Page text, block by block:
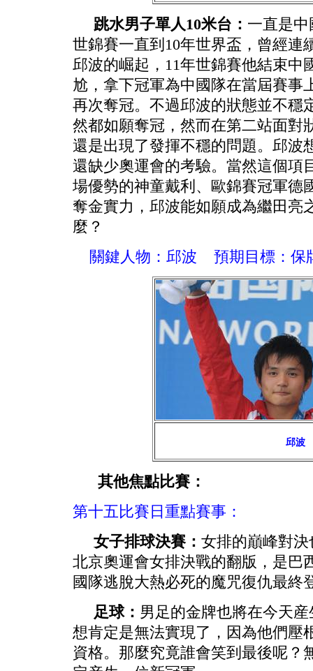
跳水男子單人10米台： 一直是
世錦賽一直到10年世界盃，曾經連
邱波的崛起，11年世錦賽他結束中
尬，拿下冠軍為中國隊在當屆賽事
再次奪冠。不過邱波的狀態並不穩
然都如願奪冠，然而在第二站面對
還是出現了發揮不穩的問題。邱波
還缺少奧運會的考驗。當然這個項
場優勢的神童戴利、歐錦賽冠軍德
奪金實力，邱波能如願成為繼田亮
麼？
關鍵人物：邱波 預期目標：保
邱波
其他焦點比賽：
第十五比賽日重點賽事：
女子排球決賽： 女排的巔峰對
北京奧運會女排決戰的翻版，是巴
國隊逃脫大熱必死的魔咒復仇最終
足球： 男足的金牌也將在今天
想肯定是無法實現了，因為他們壓
資格。那麼究竟誰會笑到最後呢？